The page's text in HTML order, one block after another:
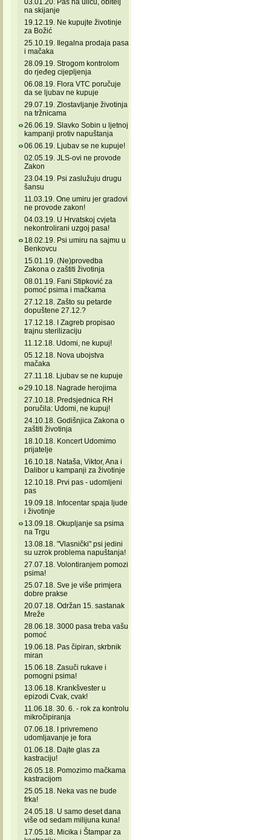
03.01.20. Pas na ulicu, obitelj
na skijanje
19.12.19. Ne kupujte životinje
za Božić
25.10.19. Ilegalna prodaja pasa
i mačaka
28.09.19. Strogom kontrolom
do rjeđeg cijepljenja
06.08.19. Flora VTC poručuje
da se ljubav ne kupuje
29.07.19. Zlostavljanje životinja
na tržnicama
26.06.19. Slavko Sobin u ljetnoj
kampanji protiv napuštanja
06.06.19. Ljubav se ne kupuje!
02.05.19. JLS-ovi ne provode
Zakon
23.04.19. Psi zaslužuju drugu
šansu
11.03.19. One umiru jer gradovi
ne provode zakon!
04.03.19. U Hrvatskoj cvjeta
nekontrolirani uzgoj pasa!
18.02.19. Psi umiru na sajmu u
Benkovcu
15.01.19. (Ne)provedba
Zakona o zaštiti životinja
08.01.19. Fani Stipković za
pomoć psima i mačkama
27.12.18. Zašto su petarde
dopuštene 27.12.?
17.12.18. I Zagreb propisao
trajnu sterilizaciju
11.12.18. Udomi, ne kupuj!
05.12.18. Nova ubojstva
mačaka
27.11.18. Ljubav se ne kupuje
29.10.18. Nagrade herojima
27.10.18. Predsjednica RH
poručila: Udomi, ne kupuj!
24.10.18. Godišnjica Zakona o
zaštiti životinja
18.10.18. Koncert Udomimo
prijatelje
16.10.18. Nataša, Viktor, Ana i
Dalibor u kampanji za životinje
12.10.18. Prvi pas - udomljeni
pas
19.09.18. Infocentar spaja ljude
i životinje
13.09.18. Okupljanje sa psima
na Trgu
13.08.18. "Vlasnički" psi jedini
su uzrok problema napuštanja!
27.07.18. Volontiranjem pomozi
psima!
25.07.18. Sve je više primjera
dobre prakse
20.07.18. Održan 15. sastanak
Mreže
28.06.18. 3000 pasa treba vašu
pomoć
19.06.18. Pas čipiran, skrbnik
miran
15.06.18. Zasuči rukave i
pomogni psima!
13.06.18. Krankšvester u
epizodi Cvak, cvak!
11.06.18. 30. 6. - rok za kontrolu
mikročipiranja
07.06.18. I privremeno
udomljavanje je fora
01.06.18. Dajte glas za
kastraciju!
26.05.18. Pomozimo mačkama
kastracijom
25.05.18. Neka vas ne bude
frka!
24.05.18. U samo deset dana
više od sedam milijuna kuna!
17.05.18. Micika i Štampar za